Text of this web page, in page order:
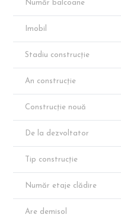
Notă: Disponibilitatea poate
în urma măsurătorilor
📞 Programează acum o
dezvoltatorului!
Număr balcoane
Imobil
Stadiu construcție
An construcție
Construcție nouă
De la dezvoltator
Tip construcție
Număr etaje clădire
Are demisol